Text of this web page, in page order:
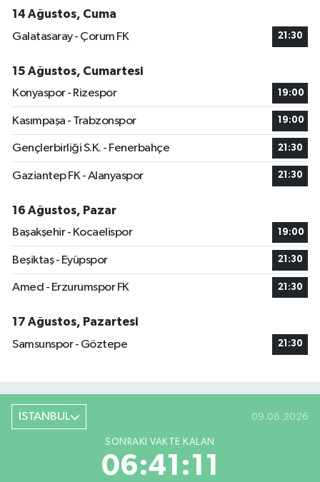
14 Ağustos, Cuma
Galatasaray - Çorum FK
21:30
15 Ağustos, Cumartesi
Konyaspor - Rizespor
19:00
Kasımpaşa - Trabzonspor 19:00
Gençlerbirliği S.K. - Fenerbahçe 21:30
Gaziantep FK - Alanyaspor 21:30
16 Ağustos, Pazar
Başakşehir - Kocaelispor
19:00
Beşiktaş - Eyüpspor 21:30
Amed - Erzurumspor FK 21:30
17 Ağustos, Pazartesi
Samsunspor - Göztepe
21:30
İSTANBUL 09.08.2026
SONRAKI VAKTE KALAN
06:41:10